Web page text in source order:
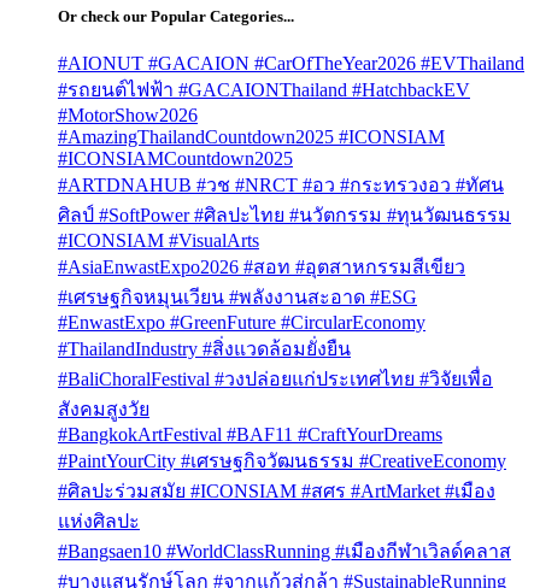
Or check our Popular Categories...
#AIONUT #GACAION #CarOfTheYear2026 #EVThailand
#รถยนต์ไฟฟ้า #GACAIONThailand #HatchbackEV
#MotorShow2026
#AmazingThailandCountdown2025 #ICONSIAM
#ICONSIAMCountdown2025
#ARTDNAHUB #วช #NRCT #อว #กระทรวงอว #ทัศน
ศิลป์ #SoftPower #ศิลปะไทย #นวัตกรรม #ทุนวัฒนธรรม
#ICONSIAM #VisualArts
#AsiaEnwastExpo2026 #สอท #อุตสาหกรรมสีเขียว
#เศรษฐกิจหมุนเวียน #พลังงานสะอาด #ESG
#EnwastExpo #GreenFuture #CircularEconomy
#ThailandIndustry #สิ่งแวดล้อมยั่งยืน
#BaliChoralFestival #วงปล่อยแก่ประเทศไทย #วิจัยเพื่อ
สังคมสูงวัย
#BangkokArtFestival #BAF11 #CraftYourDreams
#PaintYourCity #เศรษฐกิจวัฒนธรรม #CreativeEconomy
#ศิลปะร่วมสมัย #ICONSIAM #สศร #ArtMarket #เมือง
แห่งศิลปะ
#Bangsaen10 #WorldClassRunning #เมืองกีฬาเวิลด์คลาส
#บางแสนรักษ์โลก #จากแก้วสู่กล้า #SustainableRunning